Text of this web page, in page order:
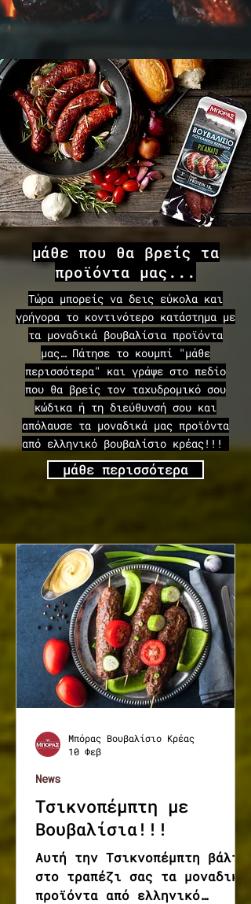
μάθε που θα βρείς τα
προϊόντα μας...
Τώρα μπορείς να δεις εύκολα και
γρήγορα το κοντινότερο κατάστημα με
τα μοναδικά βουβαλίσια προϊόντα
μας… Πάτησε το κουμπί "μάθε
περισσότερα" και γράψε στο πεδίο
που θα βρείς τον ταχυδρομικό σου
κώδικα ή τη διεύθυνσή σου και
απόλαυσε τα μοναδικά μας προϊόντα
από ελληνικό βουβαλίσιο κρέας!!!
μάθε περισσότερα
Τσικνοπέμπτη με
Βουβαλίσια!!!
Αυτή την Τσικνοπέμπτη βάλτε
στο τραπέζι σας τα μοναδικά
προϊόντα από ελληνικό
News
Μπόρας Βουβαλίσιο Κρέας
10 Φεβ